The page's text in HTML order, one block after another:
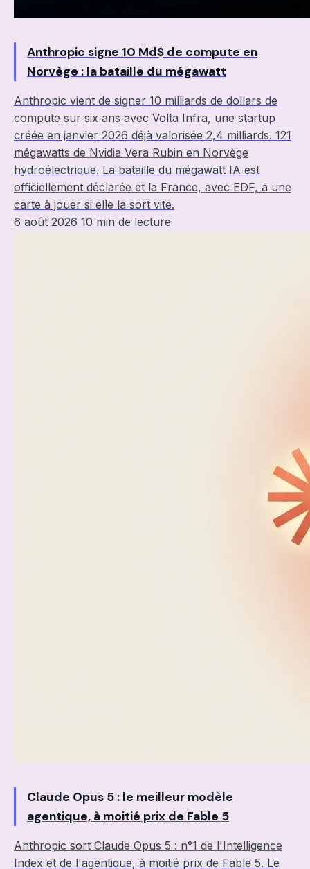
Anthropic signe 10 Md$ de compute en
Norvège : la bataille du mégawatt
Anthropic vient de signer 10 milliards de dollars de
compute sur six ans avec Volta Infra, une startup
créée en janvier 2026 déjà valorisée 2,4 milliards. 121
mégawatts de Nvidia Vera Rubin en Norvège
hydroélectrique. La bataille du mégawatt IA est
officiellement déclarée et la France, avec EDF, a une
carte à jouer si elle la sort vite.
6 août 2026 10 min de lecture
Claude Opus 5 : le meilleur modèle
agentique, à moitié prix de Fable 5
Anthropic sort Claude Opus 5 : n°1 de l'Intelligence
Index et de l'agentique, à moitié prix de Fable 5. Le